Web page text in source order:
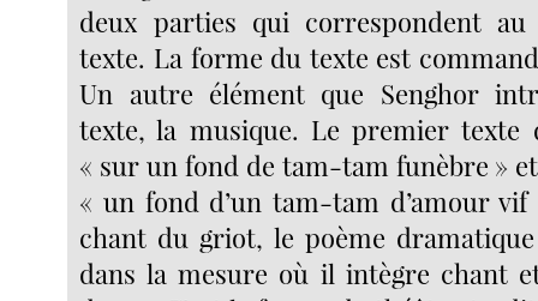
deux parties qui correspondent
texte. La forme du texte est
Un autre élément que Senghor
texte, la musique. Le premier texte
« sur un fond de tam-tam funèbre »
« un fond d’un tam-tam d’amour vif
chant du griot, le poème
dans la mesure où il intègre chant